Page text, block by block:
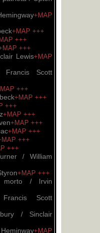
+MAP
+MAP +++
+++
+++
Lewis+MAP
Scott
+++
+MAP +++
+++
+MAP +++
+MAP +++
+MAP +++
+++
+++
/ William
+MAP +++
morto / Irvin
Scott
/ Sinclair
+MAP